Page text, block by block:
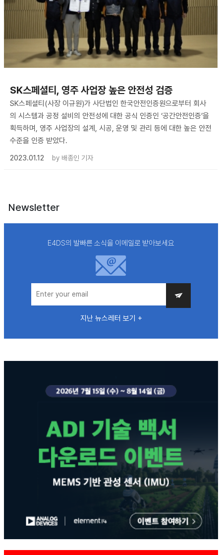
SK스페셜티, 영주 사업장 높은 안전성 검증
SK스페셜티(사장 이규원)가 사단법인 한국안전인증원으로부터 회사
의 시스템과 공정 설비의 안전성에 대한 공식 인증인 ‘공간안전인증’을
획득하며, 영주 사업장의 설계, 시공, 운영 및 관리 등에 대한 높은 안전
수준을 인증 받았다.
2023.01.12
by 배종인 기자
Newsletter
E4DS의 발빠른 소식을 이메일로 받아보세요
지난 뉴스레터 보기 +